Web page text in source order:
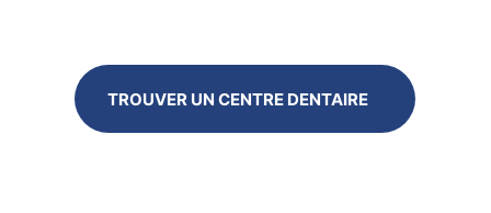
TROUVER UN CENTRE DENTAIRE